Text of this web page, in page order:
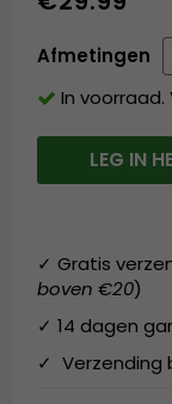
Afmetingen
In voorraad.
LEG IN
✓ Gratis
boven €20)
✓ 14 dagen
✓ Verzending